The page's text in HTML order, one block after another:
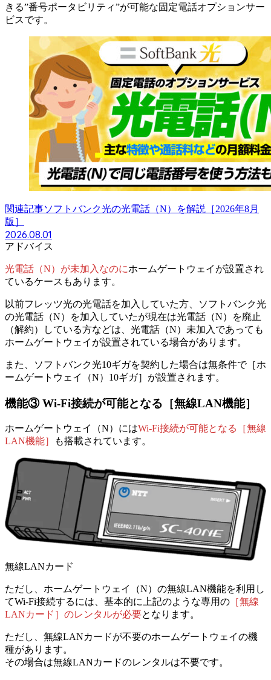
きる”番号ポータビリティ”が可能な固定電話オプションサー
ビスです。
関連記事ソフトバンク光の光電話（N）を解説［2026年8月
版］
2026.08.01
アドバイス
光電話（N）が未加入なのにホームゲートウェイが設置され
ているケースもあります。
以前フレッツ光の光電話を加入していた方、ソフトバンク光
の光電話（N）を加入していたが現在は光電話（N）を廃止
（解約）している方などは、光電話（N）未加入であっても
ホームゲートウェイが設置されている場合があります。
また、ソフトバンク光10ギガを契約した場合は無条件で［ホ
ームゲートウェイ（N）10ギガ］が設置されます。
機能③Wi-Fi接続が可能となる［無線LAN機能］
ホームゲートウェイ（N）にはWi-Fi接続が可能となる［無線
LAN機能］
も搭載されています。
無線LANカード
ただし、ホームゲートウェイ（N）の無線LAN機能を利用し
てWi-Fi接続するには、 基本的に上記のような専用の ［無線
LANカード］のレンタルが必要となります。
ただし、無線LANカードが不要のホームゲートウェイの機
種があります。
その場合は無線LANカードのレンタルは不要です。